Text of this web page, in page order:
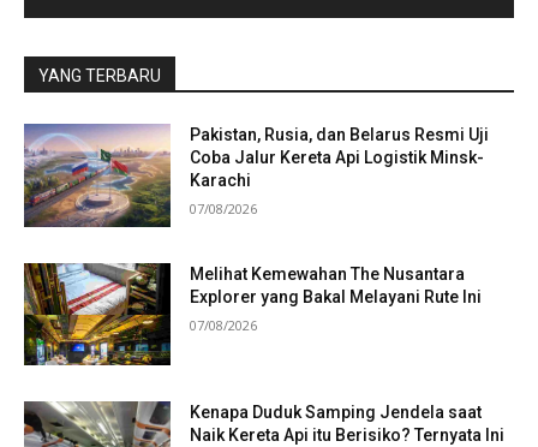
YANG TERBARU
Pakistan, Rusia, dan Belarus Resmi Uji
Coba Jalur Kereta Api Logistik Minsk-
Karachi
07/08/2026
Melihat Kemewahan The Nusantara
Explorer yang Bakal Melayani Rute Ini
07/08/2026
Kenapa Duduk Samping Jendela saat
Naik Kereta Api itu Berisiko? Ternyata Ini